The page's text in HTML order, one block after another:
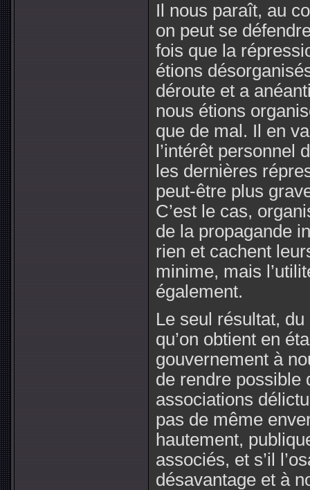
Il nous paraît, au
on peut se
fois que la
étions
déroute et a
nous étions
que de mal. Il en
l’intérêt personnel
les dernières
peut-être plus
C’est le cas,
de la propagande
rien et cachent
minime, mais
également.
Le seul résultat,
qu’on obtient en
gouvernement à
de rendre possible
associations
pas de même
hautement,
associés, et s’il
désavantage et à